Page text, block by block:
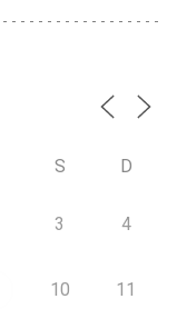
S D
3 4
10 11